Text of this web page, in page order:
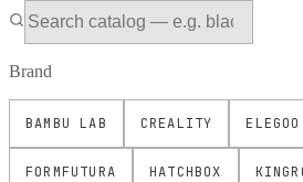
Brand
BAMBU LAB CREALITY ELEGOO
FORMFUTURA HATCHBOX